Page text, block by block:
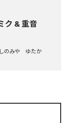
ク & 重音
しのみや ゆたか